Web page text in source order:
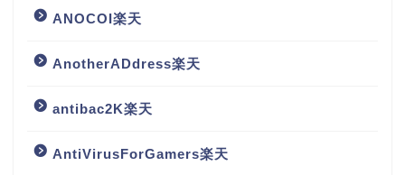
ANOCOI楽天
AnotherADdress楽天
antibac2K楽天
AntiVirusForGamers楽天